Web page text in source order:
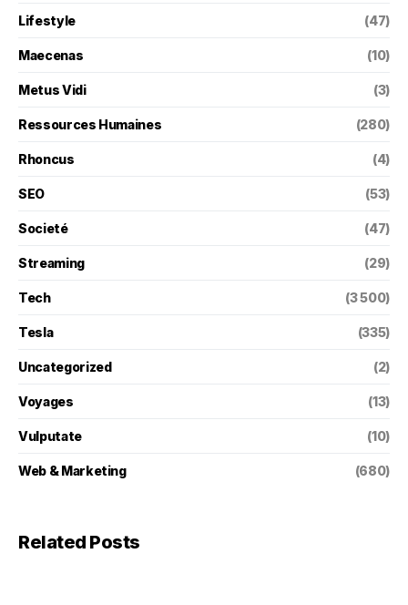
Lifestyle (47)
Maecenas (10)
Metus Vidi (3)
Ressources Humaines (280)
Rhoncus (4)
SEO (53)
Societé (47)
Streaming (29)
Tech (3 500)
Tesla (335)
Uncategorized (2)
Voyages (13)
Vulputate (10)
Web & Marketing (680)
Related Posts